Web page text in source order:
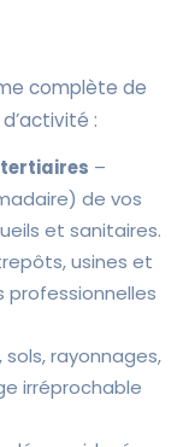
complète de
:
–
de vos
et sanitaires.
usines et
professionnelles
sols, rayonnages,
irréprochable